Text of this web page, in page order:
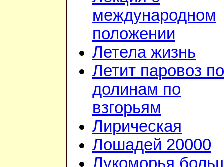
международном
положении
Летела жизнь
Летит паровоз по
долинам по
взгорьям
Лирическая
Лошадей 20000
Лукоморья